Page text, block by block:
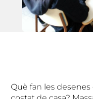
Què fan les